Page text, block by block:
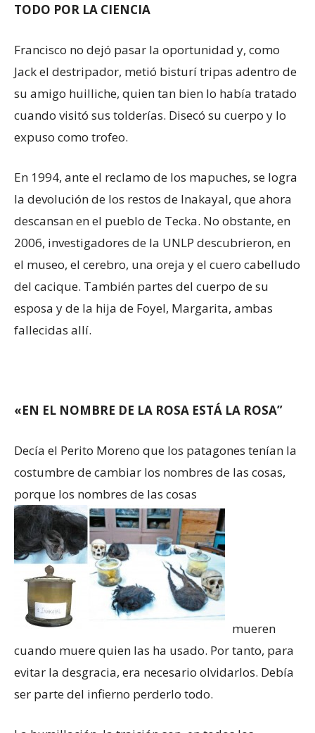
TODO POR LA CIENCIA
Francisco no dejó pasar la oportunidad y, como
Jack el destripador, metió bisturí tripas adentro de
su amigo huilliche, quien tan bien lo había tratado
cuando visitó sus tolderías. Disecó su cuerpo y lo
expuso como trofeo.
En 1994, ante el reclamo de los mapuches, se logra
la devolución de los restos de Inakayal, que ahora
descansan en el pueblo de Tecka. No obstante, en
2006, investigadores de la UNLP descubrieron, en
el museo, el cerebro, una oreja y el cuero cabelludo
del cacique. También partes del cuerpo de su
esposa y de la hija de Foyel, Margarita, ambas
fallecidas allí.
«EN EL NOMBRE DE LA ROSA ESTÁ LA ROSA”
Decía el Perito Moreno que los patagones tenían la
costumbre de cambiar los nombres de las cosas,
porque los nombres de las cosas
mueren
cuando muere quien las ha usado. Por tanto, para
evitar la desgracia, era necesario olvidarlos. Debía
ser parte del infierno perderlo todo.